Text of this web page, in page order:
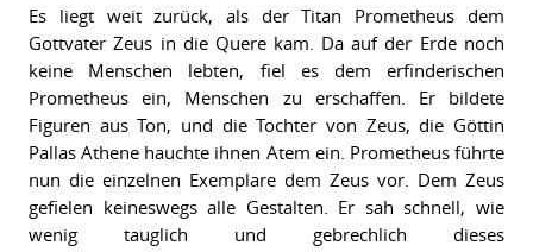
Es liegt weit zurück, als der Titan Prometheus dem
Gottvater Zeus in die Quere kam. Da auf der Erde noch
keine Menschen lebten, fiel es dem erfinderischen
Prometheus ein, Menschen zu erschaffen. Er bildete
Figuren aus Ton, und die Tochter von Zeus, die Göttin
Pallas Athene hauchte ihnen Atem ein. Prometheus führte
nun die einzelnen Exemplare dem Zeus vor. Dem Zeus
gefielen keineswegs alle Gestalten. Er sah schnell, wie
wenig tauglich und gebrechlich dieses